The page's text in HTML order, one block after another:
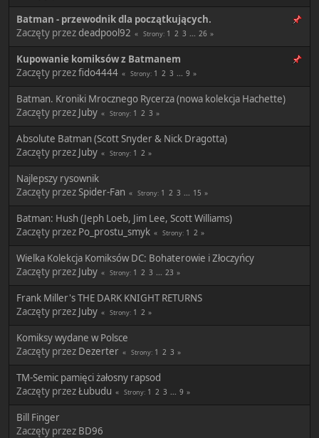
Batman - przewodnik dla początkujących.
Zaczęty przezdeadpool92 Strony 1 2 3 ... 26
Kupowanie komiksów z Batmanem
Zaczęty przezfido4444 Strony 1 2 3 ... 9
Batman. Kroniki Mrocznego Rycerza (nowa kolekcja Hachette)
Zaczęty przez Juby Strony 1 2 3
Absolute Batman (Scott Snyder & Nick Dragotta)
Zaczęty przez Juby Strony 1 2
Najlepszy rysownik
Zaczęty przez Spider-Fan Strony 1 2 3 ... 15
Batman: Hush (Jeph Loeb, Jim Lee, Scott Williams)
Zaczęty przez Po_prostu_smyk Strony 1 2
Wielka Kolekcja Komiksów DC: Bohaterowie i Złoczyńcy
Zaczęty przez Juby Strony 1 2 3 ... 23
Frank Miller's THE DARK KNIGHT RETURNS
Zaczęty przez Juby Strony 1 2
Komiksy wydane w Polsce
Zaczęty przez Dezerter Strony 1 2 3
TM-Semic pamięci żałosny rapsod
Zaczęty przezŁubudu Strony 1 2 3 ... 9
Bill Finger
Zaczęty przez BD96